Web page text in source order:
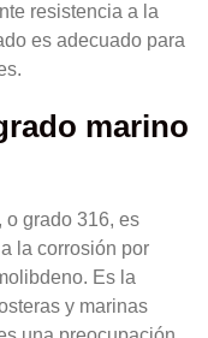
resistencia a la
es adecuado para
marino
o grado 316, es
la corrosión por
Es la
y marinas